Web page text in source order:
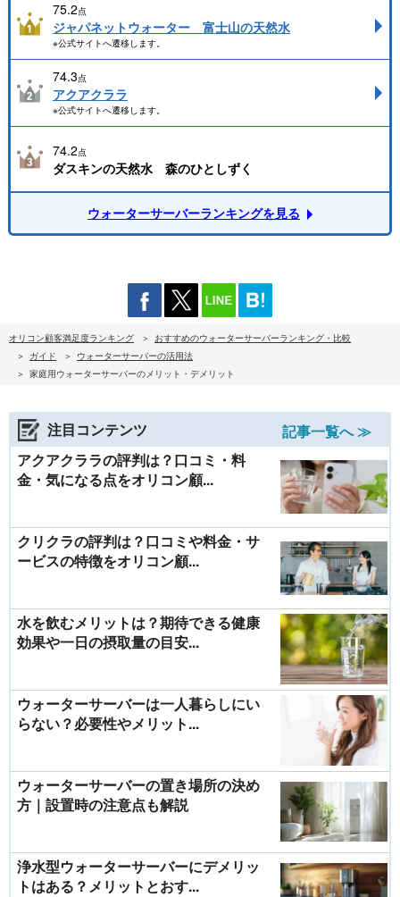
75.2点
ジャパネットウォーター 富士山の天然水
※公式サイトへ遷移します。
74.3点
アクアクララ
※公式サイトへ遷移します。
74.2点
ダスキンの天然水 森のひとしずく
ウォーターサーバーランキングを見る
オリコン顧客満足度ランキング
おすすめのウォーターサーバーランキング・比較
ガイド
ウォーターサーバーの活用法
家庭用ウォーターサーバーのメリット・デメリット
注目コンテンツ
記事一覧へ ≫
アクアクララの評判は？口コミ・料
金・気になる点をオリコン顧...
クリクラの評判は？口コミや料金・サ
ービスの特徴をオリコン顧...
水を飲むメリットは？期待できる健康
効果や一日の摂取量の目安...
ウォーターサーバーは一人暮らしにい
らない？必要性やメリット...
ウォーターサーバーの置き場所の決め
方｜設置時の注意点も解説
浄水型ウォーターサーバーにデメリッ
トはある？メリットとおす...